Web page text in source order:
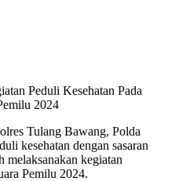
Peduli Kesehatan Pada
2024
Tulang Bawang, Polda
kesehatan dengan sasaran
melaksanakan kegiatan
Pemilu 2024.